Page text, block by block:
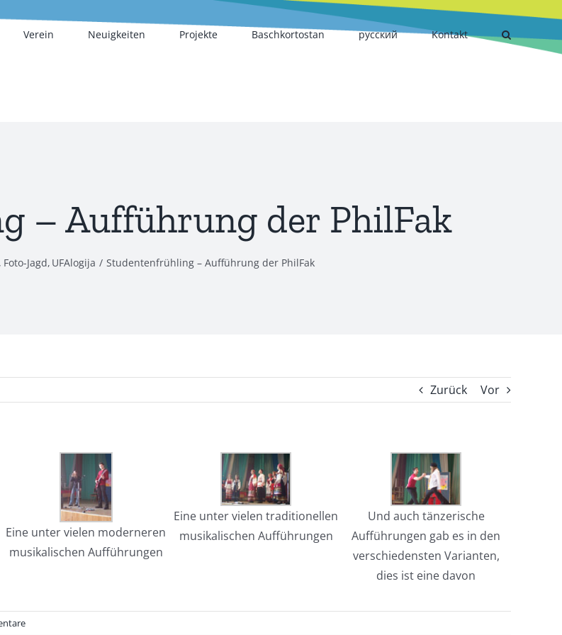
Verein Neuigkeiten Projekte Baschkortostan русский Kontakt
– Aufführung der PhilFak
Foto-Jagd UFAlogija Studentenfrühling – Aufführung der PhilFak
Zurück Vor
Eine unter vielen moderneren
musikalischen Aufführungen
Eine unter vielen traditionellen
musikalischen Aufführungen
Und auch tänzerische
Aufführungen gab es in den
verschiedensten Varianten,
dies ist eine davon